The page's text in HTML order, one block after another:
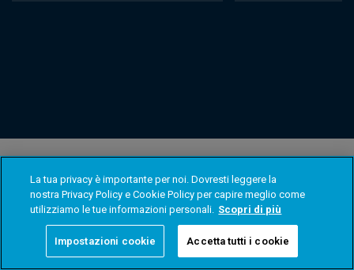
La tua privacy è importante per noi. Dovresti leggere la
nostra Privacy Policy e Cookie Policy per capire meglio come
utilizziamo le tue informazioni personali. Scopri di più
Impostazioni cookie Accetta tutti i cookie